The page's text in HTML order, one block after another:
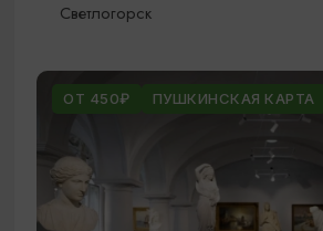
Светлогорск
ОТ 450₽ ПУШКИНСКАЯ КАРТА